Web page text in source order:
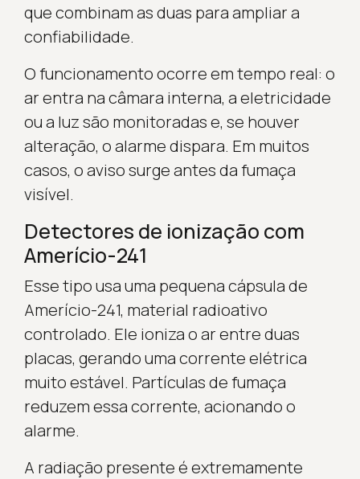
que combinam as duas para ampliar a
confiabilidade.
O funcionamento ocorre em tempo real: o
ar entra na câmara interna, a eletricidade
ou a luz são monitoradas e, se houver
alteração, o alarme dispara. Em muitos
casos, o aviso surge antes da fumaça
visível.
Detectores de ionização com
Amerício-241
Esse tipo usa uma pequena cápsula de
Amerício-241, material radioativo
controlado. Ele ioniza o ar entre duas
placas, gerando uma corrente elétrica
muito estável. Partículas de fumaça
reduzem essa corrente, acionando o
alarme.
A radiação presente é extremamente